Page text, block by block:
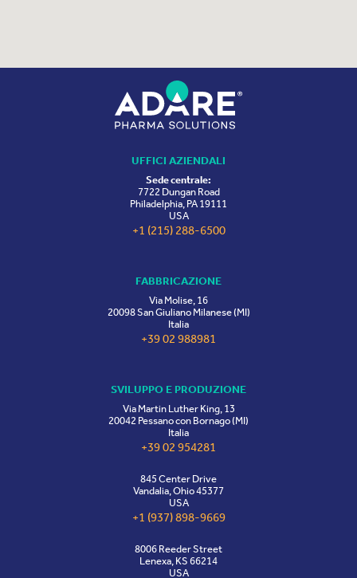
UFFICI AZIENDALI
Sede centrale:
7722 Dungan Road
Philadelphia, PA 19111
USA
+1 (215) 288-6500
FABBRICAZIONE
Via Molise, 16
20098 San Giuliano Milanese (MI)
Italia
+39 02 988981
SVILUPPO E PRODUZIONE
Via Martin Luther King, 13
20042 Pessano con Bornago (MI)
Italia
+39 02 954281
845 Center Drive
Vandalia, Ohio 45377
USA
+1 (937) 898-9669
8006 Reeder Street
Lenexa, KS 66214
USA